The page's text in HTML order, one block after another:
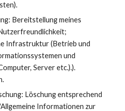
Bereitstellung meines
Infrastruktur (Betrieb und
und
Server etc.).).
Löschung entsprechend
Informationen zur